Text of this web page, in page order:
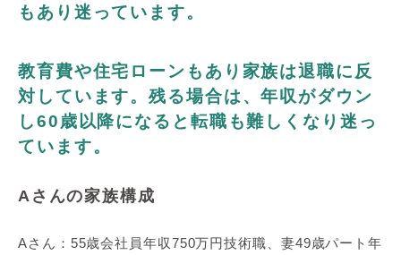
もあり迷っています。
教育費や住宅ローンもあり家族は退職に反
対しています。残る場合は、年収がダウン
し60歳以降になると転職も難しくなり迷っ
ています。
Aさんの家族構成
Aさん：55歳会社員年収750万円技術職、妻49歳パート年